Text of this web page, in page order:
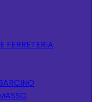
FERRETERIA